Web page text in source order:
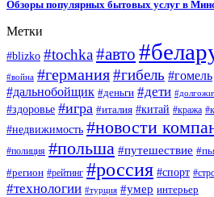
Обзоры популярных бытовых услуг в
Метки
#blizko #tochka#авто
#война #германия#гибель #гомель
#дальнобойщик #деньги #дети
#здоровье #игра #италия #китай #кража
#недвижимость #новости
#полиция #польша #путешествие
#регион #рейтинг #россия #спорт
#технологии #турция #умер интерьер